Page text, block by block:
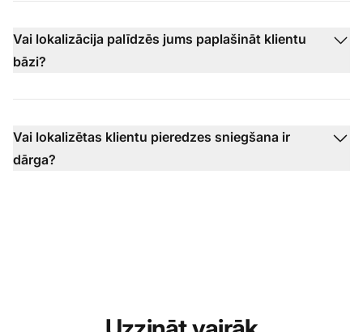
Vai lokalizācija palīdzēs jums paplašināt klientu
bāzi?
Vai lokalizētas klientu pieredzes sniegšana ir
dārga?